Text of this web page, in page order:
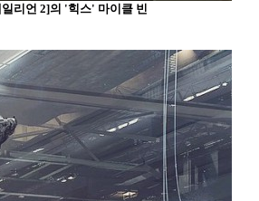
리언 2]의 '힉스' 마이클 빈